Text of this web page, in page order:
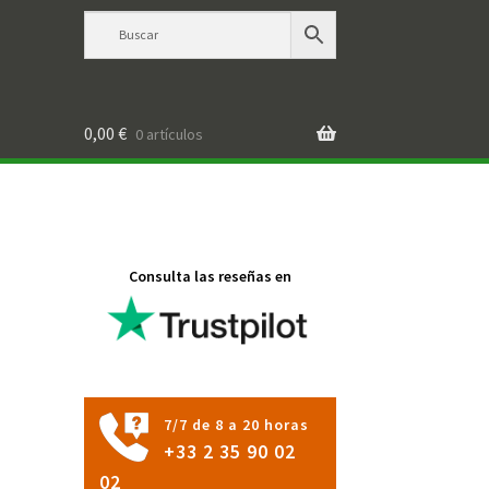
0,00 € 0 artículos
Consulta las reseñas en
7/7 de 8 a 20 horas
+33 2 35 90 02
02